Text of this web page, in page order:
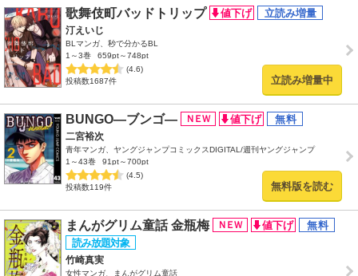
歌舞伎町バッドトリップ
汀えいじ
BLマンガ、秒で分かるBL
1～3巻
659pt～748pt
(4.6)
投稿数1687件
立読み増量中
BUNGO―ブンゴ―
二宮裕次
青年マンガ、ヤングジャンプコミックスDIGITAL/週刊ヤングジャンプ
1～43巻
91pt～700pt
(4.5)
投稿数119件
無料版を読む
まんがグリム童話 金瓶梅
竹崎真実
女性マンガ、まんがグリム童話